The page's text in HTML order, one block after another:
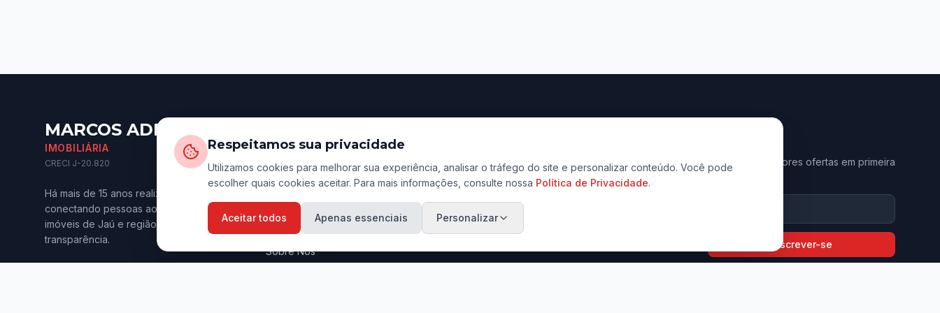
MARCOS ADRIANO
IMOBILIÁRIA
CRECI J-20.820
Há mais de 15 anos realizando sonhos e
conectando pessoas aos melhores
imóveis de Jaú e região. Confiança e
transparência.
Início
Imóveis para Venda
Imóveis para Aluguel
Anuncie seu Imóvel
Sobre Nós
Rua Tenente Lopes, 801
Centro, Jaú - SP
(14) 3601-3456 / (14) 99794-6397
Newsletter
Receba as melhores ofertas em primeira
mão.
Inscrever-se
Respeitamos sua privacidade
Utilizamos cookies para melhorar sua experiência, analisar o tráfego do site e personalizar conteúdo. Você pode
escolher quais cookies aceitar. Para mais informações, consulte nossa Política de Privacidade.
Aceitar todos Apenas essenciais Personalizar